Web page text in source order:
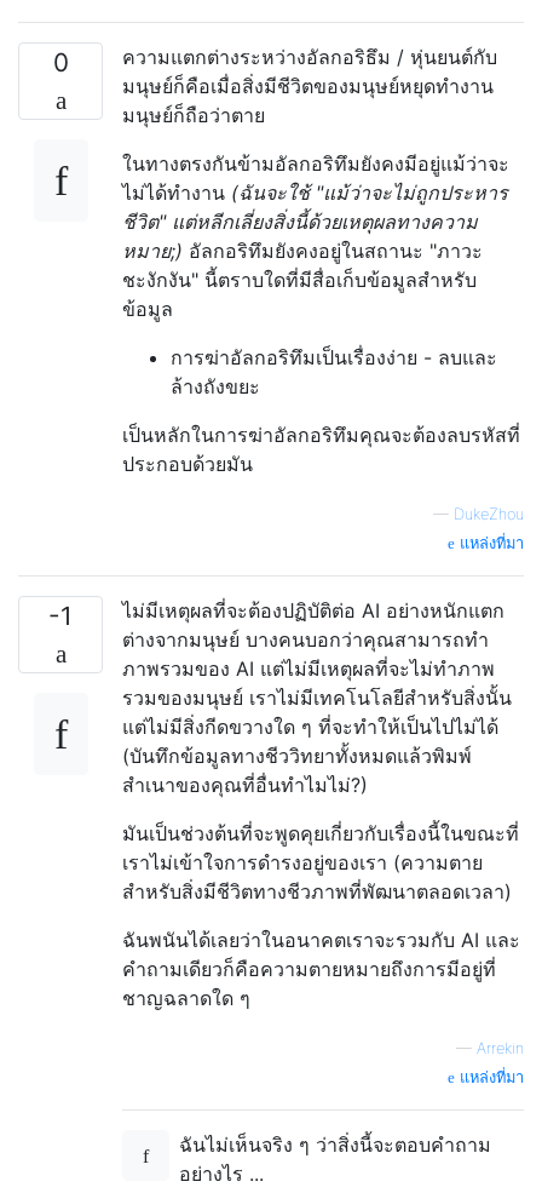
0
ความแตกต่างระหว่างอัลกอริธึม / หุ่นยนต์กับ
มนุษย์ก็คือเมื่อสิ่งมีชีวิตของมนุษย์หยุดทำงาน
มนุษย์ก็ถือว่าตาย
ในทางตรงกันข้ามอัลกอริทึมยังคงมีอยู่แม้ว่าจะ
ไม่ได้ทำงาน (ฉันจะใช้ "แม้ว่าจะไม่ถูกประหาร
ชีวิต" แต่หลีกเลี่ยงสิ่งนี้ด้วยเหตุผลทางความ
หมาย;) อัลกอริทึมยังคงอยู่ในสถานะ "ภาวะ
ชะงักงัน" นี้ตราบใดที่มีสื่อเก็บข้อมูลสำหรับ
ข้อมูล
การฆ่าอัลกอริทึมเป็นเรื่องง่าย - ลบและ
ล้างถังขยะ
เป็นหลักในการฆ่าอัลกอริทึมคุณจะต้องลบรหัสที่
ประกอบด้วยมัน
— DukeZhou
แหล่งที่มา
-1
ไม่มีเหตุผลที่จะต้องปฏิบัติต่อ AI อย่างหนักแตก
ต่างจากมนุษย์ บางคนบอกว่าคุณสามารถทำ
ภาพรวมของ AI แต่ไม่มีเหตุผลที่จะไม่ทำภาพ
รวมของมนุษย์ เราไม่มีเทคโนโลยีสำหรับสิ่งนั้น
แต่ไม่มีสิ่งกีดขวางใด ๆ ที่จะทำให้เป็นไปไม่ได้
(บันทึกข้อมูลทางชีววิทยาทั้งหมดแล้วพิมพ์
สำเนาของคุณที่อื่นทำไมไม่?)
มันเป็นช่วงต้นที่จะพูดคุยเกี่ยวกับเรื่องนี้ในขณะที่
เราไม่เข้าใจการดำรงอยู่ของเรา (ความตาย
สำหรับสิ่งมีชีวิตทางชีวภาพที่พัฒนาตลอดเวลา)
ฉันพนันได้เลยว่าในอนาคตเราจะรวมกับ AI และ
คำถามเดียวก็คือความตายหมายถึงการมีอยู่ที่
ชาญฉลาดใด ๆ
— Arrekin
แหล่งที่มา
ฉันไม่เห็นจริง ๆ ว่าสิ่งนี้จะตอบคำถาม
อย่างไร ...